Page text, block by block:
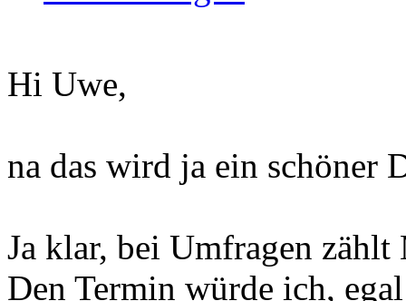
Hi Uwe,
na das wird ja ein schöner
Ja klar, bei Umfragen
Den Termin würde ich,